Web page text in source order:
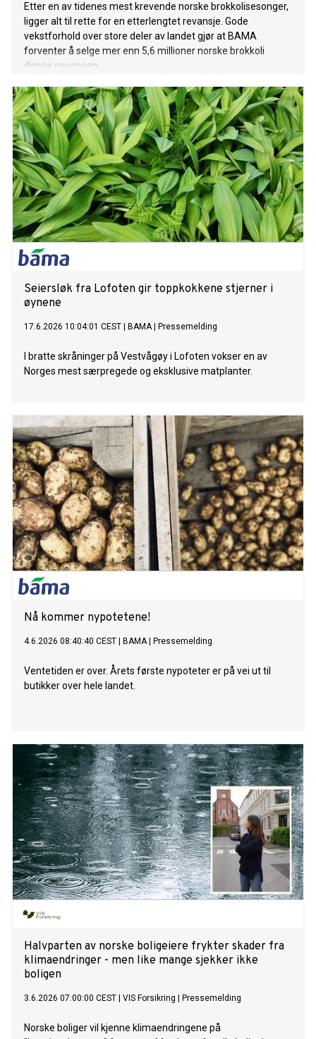
Etter en av tidenes mest krevende norske brokkolisesonger,
ligger alt til rette for en etterlengtet revansje. Gode
vekstforhold over store deler av landet gjør at BAMA
forventer å selge mer enn 5,6 millioner norske brokkoli
denne sesongen.
Seiersløk fra Lofoten gir toppkokkene stjerner i
øynene
17.6.2026 10:04:01 CEST BAMA| Pressemelding
I bratte skråninger på Vestvågøy i Lofoten vokser en av
Norges mest særpregede og eksklusive matplanter.
Nå kommer nypotetene!
4.6.2026 08:40:40 CEST BAMA| Pressemelding
Ventetiden er over. Årets første nypoteter er på vei ut til
butikker over hele landet.
Halvparten av norske boligeiere frykter skader fra
klimaendringer - men like mange sjekker ikke
boligen
3.6.2026 07:00:00 CEST VIS Forsikring Pressemelding
Norske boliger vil kjenne klimaendringene på